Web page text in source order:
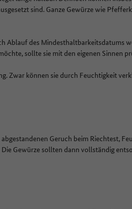
sind. Ganze Gewürze wie
Ablauf des Mindesthaltbarkeitsdatums
sollte sie mit den eigenen Sinnen
Zwar können sie durch Feuchtigkeit
Geruch beim Riechtest,
Gewürze sollten dann vollständig